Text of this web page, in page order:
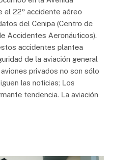
el 22º accidente aéreo
del Cenipa (Centro de
Accidentes Aeronáuticos).
accidentes plantea
de la aviación general
privados no son sólo
las noticias; Los
tendencia. La aviación